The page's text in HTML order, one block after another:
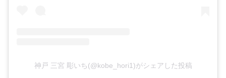
神戸 三宮 彫いち(@kobe_hori1)がシェアした投稿